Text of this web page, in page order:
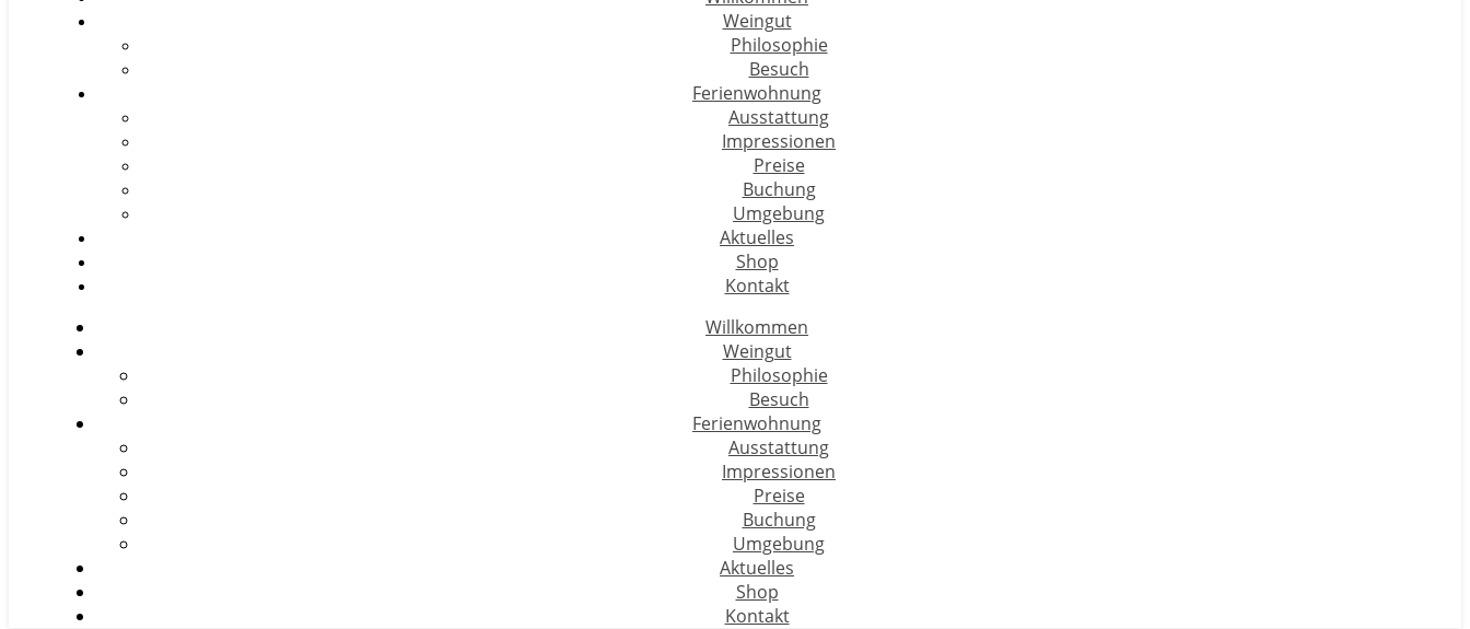
Weingut
Philosophie
Besuch
Ferienwohnung
Ausstattung
Impressionen
Preise
Buchung
Umgebung
Aktuelles
Shop
Kontakt
Willkommen
Weingut
Philosophie
Besuch
Ferienwohnung
Ausstattung
Impressionen
Preise
Buchung
Umgebung
Aktuelles
Shop
Kontakt